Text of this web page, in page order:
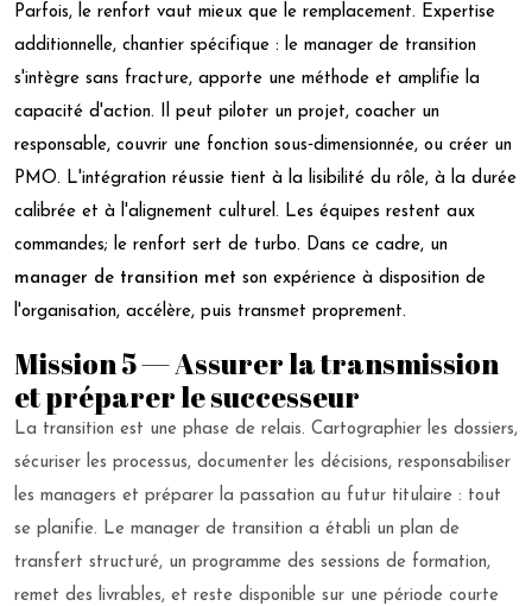
Parfois, le renfort vaut mieux que le remplacement. Expertise
additionnelle, chantier spécifique : le manager de transition
s'intègre sans fracture, apporte une méthode et amplifie la
capacité d'action. Il peut piloter un projet, coacher un
responsable, couvrir une fonction sous‑dimensionnée, ou créer un
PMO. L'intégration réussie tient à la lisibilité du rôle, à la durée
calibrée et à l'alignement culturel. Les équipes restent aux
commandes; le renfort sert de turbo. Dans ce cadre, un
manager de transition met son expérience à disposition de
l'organisation, accélère, puis transmet proprement.
Mission 5 — Assurer la transmission
et préparer le successeur
La transition est une phase de relais. Cartographier les dossiers,
sécuriser les processus, documenter les décisions, responsabiliser
les managers et préparer la passation au futur titulaire : tout
se planifie. Le manager de transition a établi un plan de
transfert structuré, un programme des sessions de formation,
remet des livrables, et reste disponible sur une période courte